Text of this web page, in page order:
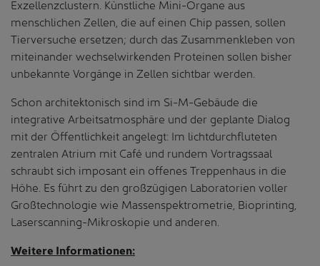
Exzellenzclustern. Künstliche Mini-Organe aus
menschlichen Zellen, die auf einen Chip passen, sollen
Tierversuche ersetzen; durch das Zusammenkleben von
miteinander wechselwirkenden Proteinen sollen bisher
unbekannte Vorgänge in Zellen sichtbar werden.
Schon architektonisch sind im Si-M-Gebäude die
integrative Arbeitsatmosphäre und der geplante Dialog
mit der Öffentlichkeit angelegt: Im lichtdurchfluteten
zentralen Atrium mit Café und rundem Vortragssaal
schraubt sich imposant ein offenes Treppenhaus in die
Höhe. Es führt zu den großzügigen Laboratorien voller
Großtechnologie wie Massenspektrometrie, Bioprinting,
Laserscanning-Mikroskopie und anderen.
Weitere Informationen: